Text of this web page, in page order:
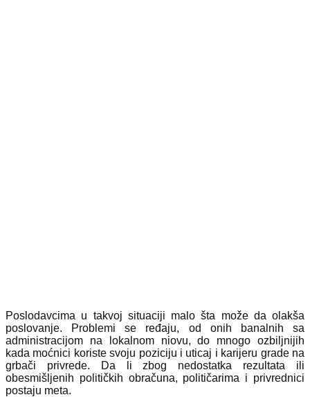
Poslodavcima u takvoj situaciji malo šta može da olakša
poslovanje. Problemi se ređaju, od onih banalnih sa
administracijom na lokalnom niovu, do mnogo ozbiljnijih
kada moćnici koriste svoju poziciju i uticaj i karijeru grade na
grbači privrede. Da li zbog nedostatka rezultata ili
obesmišljenih političkih obračuna, političarima i privrednici
postaju meta.